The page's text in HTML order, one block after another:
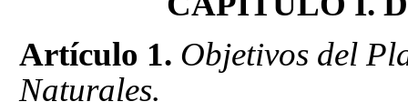
Artículo 1. Objetivos del
Naturales.